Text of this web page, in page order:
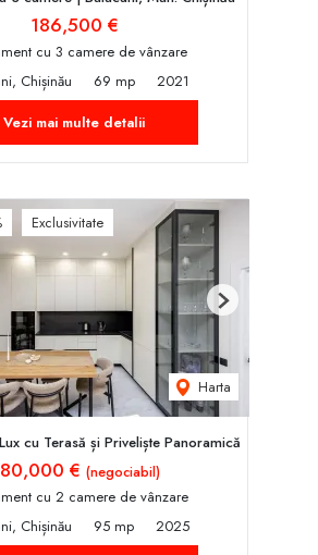
186,500 €
cu 3 camere de vânzare
Chișinău
69 mp
2021
Vezi mai multe detalii
Exclusivitate
Harta
Next
cu Terasă și Priveliște Panoramică
€ (negociabil)
cu 2 camere de vânzare
Chișinău
95 mp
2025